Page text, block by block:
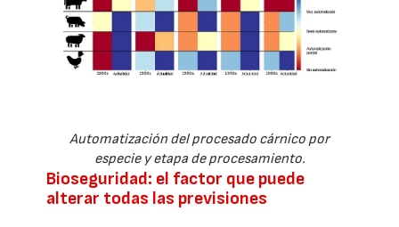
Automatización del procesado cárnico por
especie y etapa de procesamiento.
Bioseguridad: el factor que puede
alterar todas las previsiones